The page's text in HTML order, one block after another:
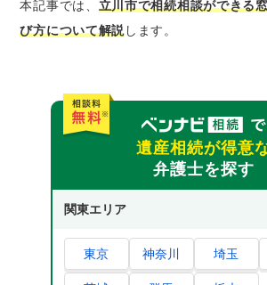
可能
税務署｜面談や電話で相続税
を利用できる
税理士会｜相続税や贈与税に
法テラス｜一定条件を満たせ
書士に無料相談が可能
立川市で相続の無料相談ができる
税理士｜相続税の申告手続き
本記事では、 立川市で相続相談ができる
び方について解説します。
遺産相続が得意
弁護士を探す
関東エリア
東京 神奈川 埼玉